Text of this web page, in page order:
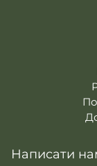
Написати